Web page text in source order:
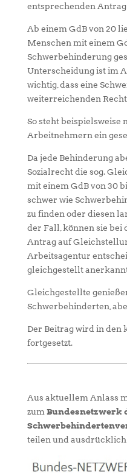
entsprechenden
Ab einem GdB von 20
Menschen mit einem
Schwerbehinderung
Unterscheidung ist im
wichtig, dass eine
weiterreichenden
So steht
Arbeitnehmern ein
Da jede Behinderung
Sozialrecht die sog.
mit einem GdB von 30
schwer wie
zu finden oder diesen
der Fall, können sie
Antrag auf
Arbeitsagentur
gleichgestellt
Gleichgestellte
Schwerbehinderten,
Der Beitrag wird in den
fortgesetzt.
Aus aktuellem Anlass
zumBundesnetzwerk
teilen und